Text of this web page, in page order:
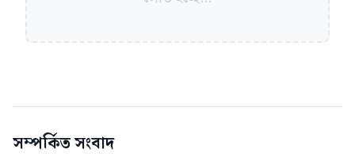
সম্পর্কিত সংবাদ